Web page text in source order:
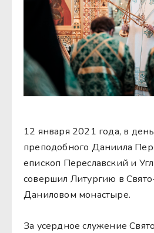
12 января 2021 года, в
преподобного Даниила
епископ Переславский и
совершил Литургию в
Даниловом монастыре.
За усердное служение